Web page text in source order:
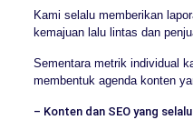
Kami selalu memberikan
kemajuan lalu lintas dan
Sementara metrik individual
membentuk agenda konten
– Konten dan SEO yang